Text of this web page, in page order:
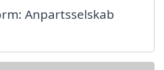
Anpartsselskab